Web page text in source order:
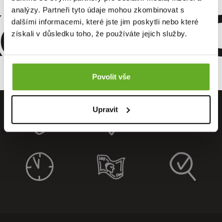
analýzy. Partneři tyto údaje mohou zkombinovat s
dalšími informacemi, které jste jim poskytli nebo které
získali v důsledku toho, že používáte jejich služby.
Povolit vše
Upravit